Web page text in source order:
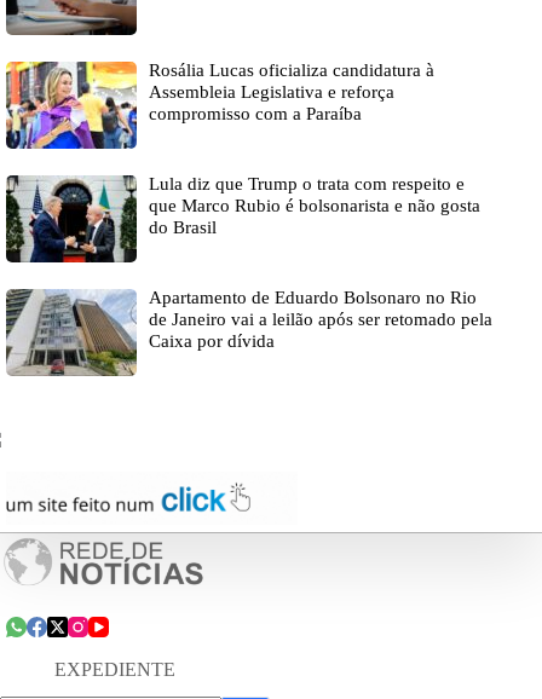
Rosália Lucas oficializa candidatura à
Assembleia Legislativa e reforça
compromisso com a Paraíba
Lula diz que Trump o trata com respeito e
que Marco Rubio é bolsonarista e não gosta
do Brasil
Apartamento de Eduardo Bolsonaro no Rio
de Janeiro vai a leilão após ser retomado pela
Caixa por dívida
EXPEDIENTE